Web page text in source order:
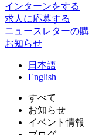
インターンをする
求人に応募する
ニュースレターの
お知らせ
日 本語
English
すべて
お知らせ
イベント情報